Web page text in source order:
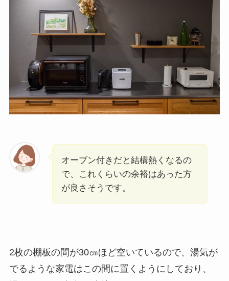
オーブン付きだと結構熱くなるの
で、これくらいの余裕はあった方
が良さそうです。
2枚の棚板の間が30㎝ほど空いているので、湯気が
でるような家電はこの間に置くようにしており、